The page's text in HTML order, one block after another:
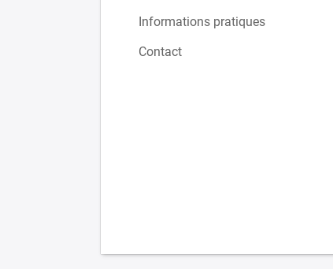
Informations pratiques
Contact